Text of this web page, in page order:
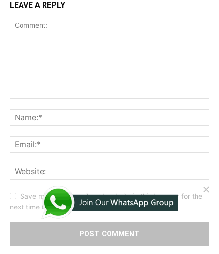
LEAVE A REPLY
Save my name, email, and website in this browser for the
next time I comment.